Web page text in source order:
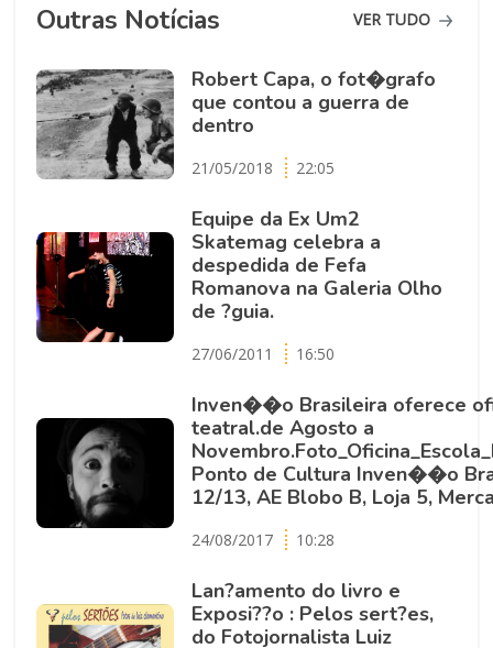
Outras Notícias VER TUDO
Robert Capa, o fot�grafo
que contou a guerra de
dentro
21/05/2018 22:05
Equipe da Ex Um2
Skatemag celebra a
despedida de Fefa
Romanova na Galeria Olho
de ?guia.
27/06/2011 16:50
Inven��o Brasileira oferece
teatral.de Agosto a
Ponto de Cultura Inven��o
12/13, AE Blobo B, Loja 5,
24/08/2017 10:28
Lan?amento do livro e
Exposi??o : Pelos sert?es,
do Fotojornalista Luiz